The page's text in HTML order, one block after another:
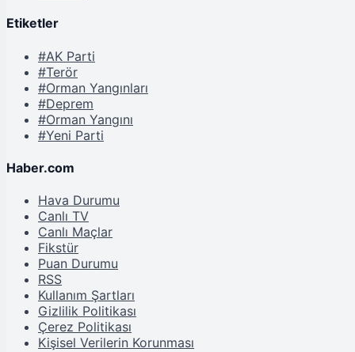
Etiketler
#AK Parti
#Terör
#Orman Yangınları
#Deprem
#Orman Yangını
#Yeni Parti
Haber.com
Hava Durumu
Canlı TV
Canlı Maçlar
Fikstür
Puan Durumu
RSS
Kullanım Şartları
Gizlilik Politikası
Çerez Politikası
Kişisel Verilerin Korunması